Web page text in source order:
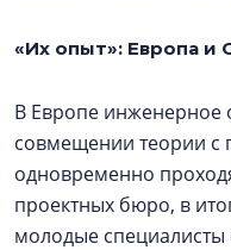
«Их опыт»: Европа и
В Европе инженерное
совмещении теории с
одновременно
проектных бюро, в
молодые